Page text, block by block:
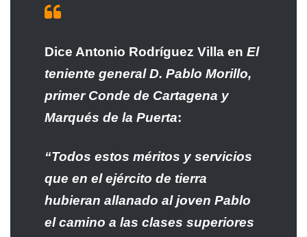
Dice Antonio Rodríguez Villa en El
teniente general D. Pablo Morillo,
primer Conde de Cartagena y
Marqués de la Puerta:
“Todos estos méritos y servicios
que en el ejército de tierra
hubieran allanado al joven Pablo
el camino a las clases superiores